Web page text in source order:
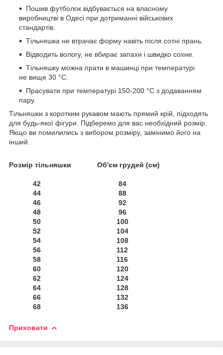
Пошив футболок відбувається на власному
виробництві в Одесі при дотриманні військових
стандартів.
Тільняшка не втрачає форму навіть після сотні прань.
Відводить вологу, не вбирає запахи і швидко сохне.
Тільняшку можна прати в машинці при температурі
не вище 30 °C.
Прасувати при температурі 150-200 °C з додаванням
пару.
Тільняшки з коротким рукавом мають прямий крій, підходять
для будь-якої фігури. Підберемо для вас необхідний розмір.
Якщо ви помилились з вибором розміру, замінимо його на
інший.
Розмір тільняшки Об'єм грудей (см)
42 84
44 88
46 92
48 96
50 100
52 104
54 108
56 112
58 116
60 120
62 124
64 128
66 132
68 136
Приховати